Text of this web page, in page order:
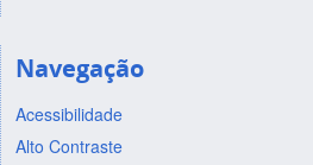
Navegação
Acessibilidade
Alto Contraste